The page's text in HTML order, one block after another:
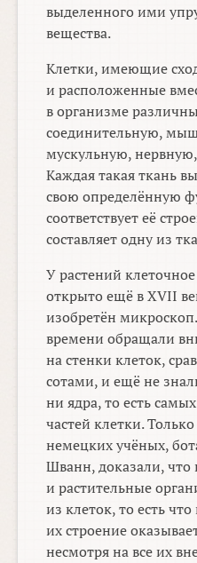
выделенного ими
вещества.
Клетки, имеющие
и расположенные
в организме
соединительную,
мускульную,
Каждая такая ткань
свою определённую
соответствует её
составляет одну из
У растений
открыто ещё в XVII
изобретён
времени обращали
на стенки клеток,
сотами, и ещё не
ни ядра, то есть
частей клетки.
немецких учёных,
Шванн, доказали,
и растительные
из клеток, то есть
их строение
несмотря на все их